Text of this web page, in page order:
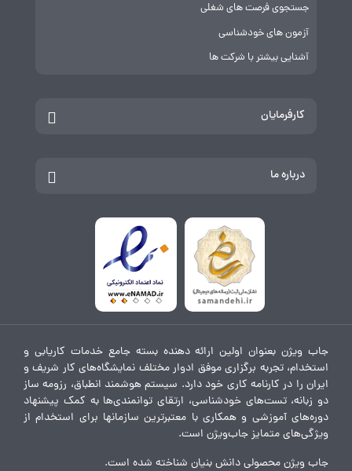
جستجوی فرصت های شغلی
آزمون های خودشناسی
آشنایی بیشتر با شرکت ها
کارفرمایان
درباره ما
جاب ویژن بعنوان اولین ارائه دهنده بسته جامع خدمات کاریابی و
استخدام، تجربه برگزاری موفق ادوار مختلف نمایشگاه‌های کار شریف و
ایران را در کارنامه کاری خود دارد. سیستم هوشمند انطباق، رزومه ساز
دو زبانه، تست‌های خودشناسی، ارتقای توانمندی‌ها به کمک پیشنهاد
دوره‌های آموزشی و همکاری با معتبرترین سازمانها برای استخدام از
ویژگی‌های متمایز جاب‌ویژن است.
جاب ویژن محصولی دانش بنیان شناخته شده است.